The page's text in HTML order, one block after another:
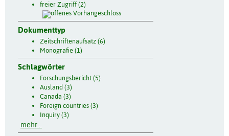
freier Zugriff (2)
Dokumenttyp
Zeitschriftenaufsatz (6)
Monografie (1)
Schlagwörter
Forschungsbericht (5)
Ausland (3)
Canada (3)
Foreign countries (3)
Inquiry (3)
mehr...